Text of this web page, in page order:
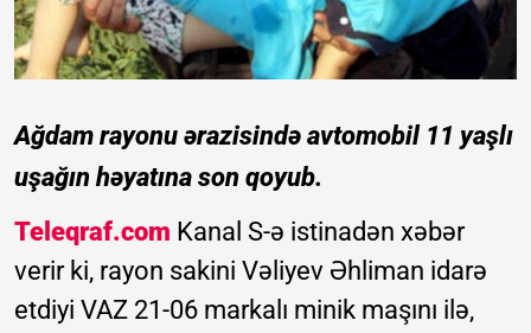
Ağdam rayonu ərazisində avtomobil 11 yaşlı
uşağın həyatına son qoyub.
Teleqraf.com Kanal S-ə istinadən xəbər
verir ki, rayon sakini Vəliyev Əhliman idarə
etdiyi VAZ 21-06 markalı minik maşını ilə,